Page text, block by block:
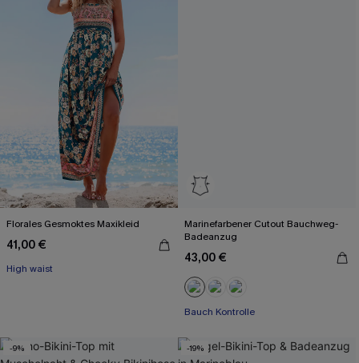
Florales Gesmoktes Maxikleid
41,00 €
High waist
Marinefarbener Cutout Bauchweg-
Badeanzug
43,00 €
Bauch Kontrolle
-9% -19%